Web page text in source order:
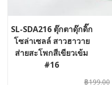
SL-SDA216 ตุ๊กตาดุ๊กดิ๊ก
โซล่าเซลล์ สาวฮาวาย
ส่ายสะโพกสีเขียวเข้ม
#16
฿199.00